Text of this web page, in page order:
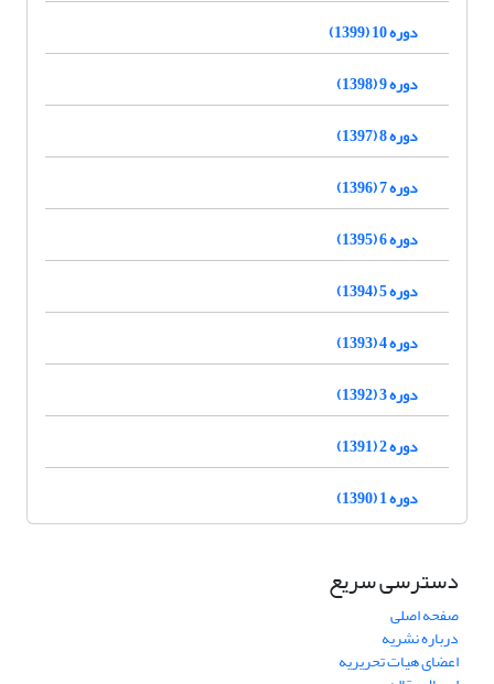
دوره 10 (1399)
دوره 9 (1398)
دوره 8 (1397)
دوره 7 (1396)
دوره 6 (1395)
دوره 5 (1394)
دوره 4 (1393)
دوره 3 (1392)
دوره 2 (1391)
دوره 1 (1390)
دسترسی سریع
صفحه اصلی
درباره نشریه
اعضای هیات تحریریه